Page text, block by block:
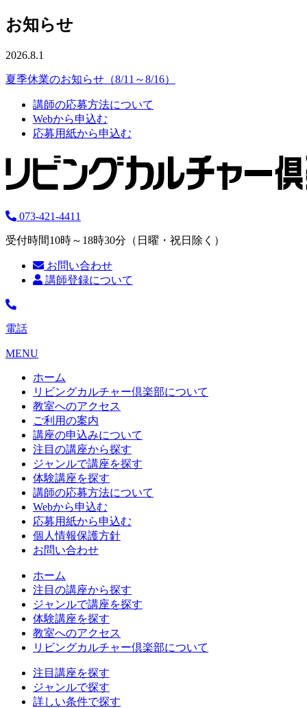
お知らせ
2026.8.1
夏季休業のお知らせ（8/11～8/16）
講師の応募方法について
Webから申込む
応募用紙から申込む
073-421-4411
受付時間10時～18時30分（日曜・祝日除く）
お問い合わせ
講師登録について
電話
MENU
ホーム
リビングカルチャー倶楽部について
教室へのアクセス
ご利用の案内
講座の申込みについて
注目の講座から探す
ジャンルで講座を探す
体験講座を探す
講師の応募方法について
Webから申込む
応募用紙から申込む
個人情報保護方針
お問い合わせ
ホーム
注目の講座から探す
ジャンルで講座を探す
体験講座を探す
教室へのアクセス
リビングカルチャー倶楽部について
注目講座を探す
ジャンルで探す
詳しい条件で探す